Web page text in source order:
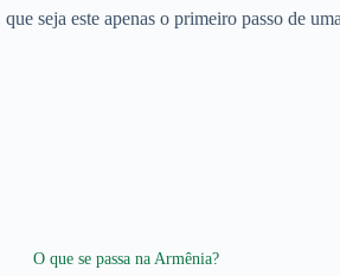
seja este apenas o primeiro passo de
O que se passa na Armênia?